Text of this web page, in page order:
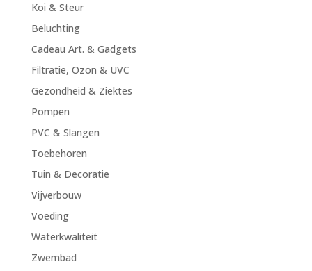
Koi & Steur
Beluchting
Cadeau Art. & Gadgets
Filtratie, Ozon & UVC
Gezondheid & Ziektes
Pompen
PVC & Slangen
Toebehoren
Tuin & Decoratie
Vijverbouw
Voeding
Waterkwaliteit
Zwembad